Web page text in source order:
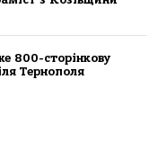
800-сторінкову
Тернополя